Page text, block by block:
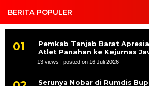
BERITA POPULER
Pemkab Tanjab Barat
Atlet Panahan ke Kejurnas
13 views | posted on 16 Juli 2026
Serunya Nobar di Rumdis